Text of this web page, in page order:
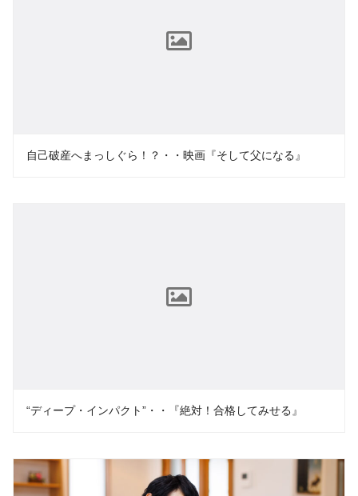
自己破産へまっしぐら！？・・映画『そして父になる』
“ディープ・インパクト”・・『絶対！合格してみせる』